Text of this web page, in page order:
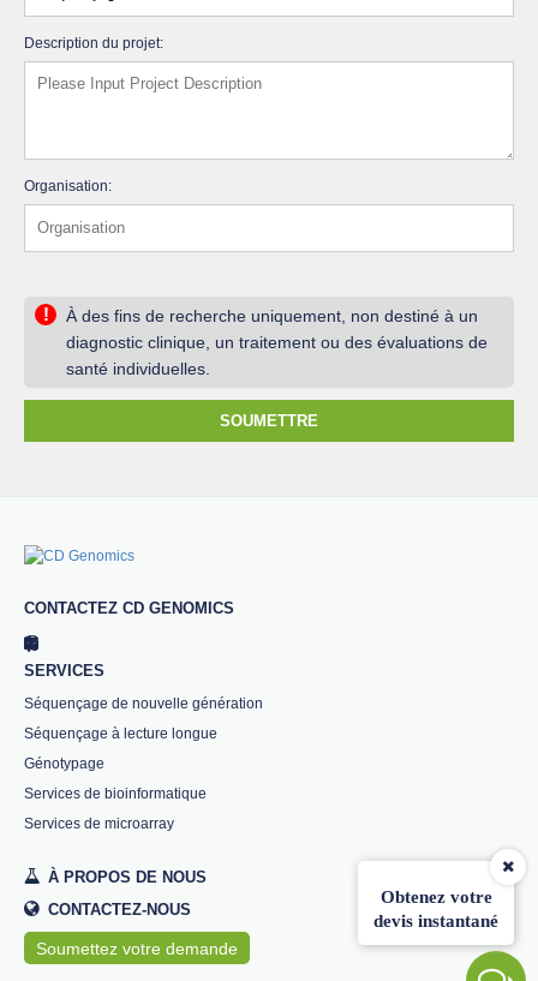
Obtenez votre
devis instantané
Description du projet:
Organisation:
!
À des fins de recherche uniquement, non destiné à un
diagnostic clinique, un traitement ou des évaluations de
santé individuelles.
SOUMETTRE
CONTACTEZ CD GENOMICS
SERVICES
Séquençage de nouvelle génération
Séquençage à lecture longue
Génotypage
Services de bioinformatique
Services de microarray
À PROPOS DE NOUS
CONTACTEZ-NOUS
Soumettez votre demande